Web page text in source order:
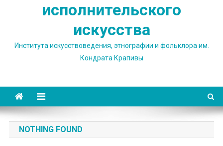
исполнительского
искусства
Института искусствоведения, этнографии и фольклора им.
Кондрата Крапивы
NOTHING FOUND